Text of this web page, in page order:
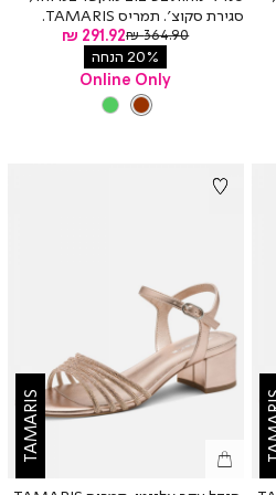
סגירת סקוצ’. תמריס TAMARIS.
מחיר
מוצר
291.92 ₪
מחיר
364.90 ₪
20% הנחה
Online Only
צבע
BROWN
BROWN
GREEN
TAMARIS